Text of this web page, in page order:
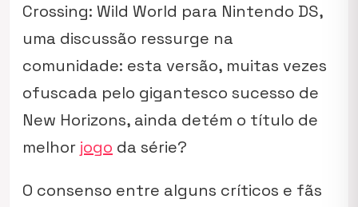
Crossing: Wild World para Nintendo DS,
uma discussão ressurge na
comunidade: esta versão, muitas vezes
ofuscada pelo gigantesco sucesso de
New Horizons, ainda detém o título de
melhor jogo da série?
O consenso entre alguns críticos e fãs